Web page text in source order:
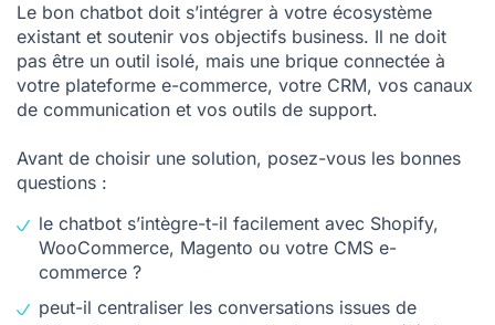
Le bon chatbot doit s’intégrer à votre écosystème
existant et soutenir vos objectifs business. Il ne doit
pas être un outil isolé, mais une brique connectée à
votre plateforme e-commerce, votre CRM, vos canaux
de communication et vos outils de support.
Avant de choisir une solution, posez-vous les bonnes
questions :
le chatbot s’intègre-t-il facilement avec Shopify,
WooCommerce, Magento ou votre CMS e-
commerce ?
peut-il centraliser les conversations issues de